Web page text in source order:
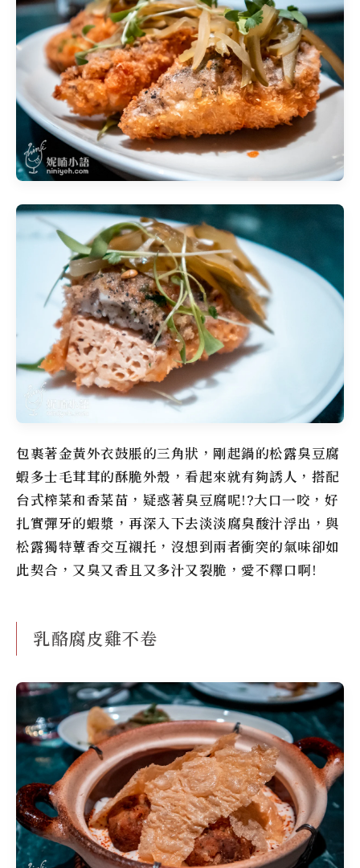
包裹著金黃外衣鼓脹的三角狀，剛起鍋的松露臭豆腐
蝦多士毛茸茸的酥脆外殼，看起來就有夠誘人，搭配
台式榨菜和香菜苗，疑惑著臭豆腐呢!?大口一咬，好
扎實彈牙的蝦漿，再深入下去淡淡腐臭酸汁浮出，與
松露獨特蕈香交互襯托，沒想到兩者衝突的氣味卻如
此契合，又臭又香且又多汁又裂脆，愛不釋口啊!
乳酪腐皮雞不卷